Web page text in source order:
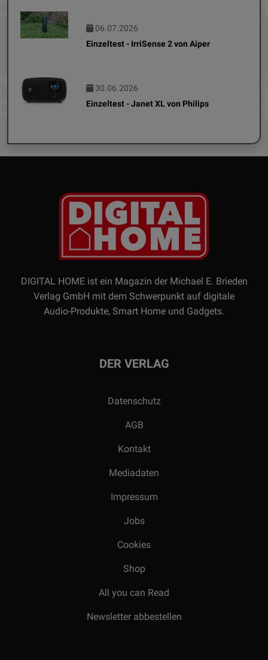
06.07.2026
Einzeltest - IrriSense 2 von Aiper
30.06.2026
Einzeltest - Janet XL von Philips
DIGITAL HOME ist ein Magazin der Michael E. Brieden
Verlag GmbH mit dem Schwerpunkt auf digitale
Audio-Produkte, Smart Home und Gadgets.
DER VERLAG
Datenschutz
AGB
Kontakt
Mediadaten
Impressum
Jobs
Cookies
Shop
All you can Read
Newsletter abbestellen